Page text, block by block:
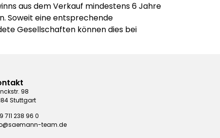
aus dem Verkauf mindestens 6 Jahre
Soweit eine entsprechende
Gesellschaften können dies bei
98
Stuttgart
711 238 96 0
team.de